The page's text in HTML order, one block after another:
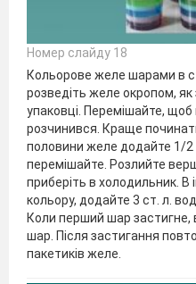
Номер слайду 18
Кольорове желе шарами в
розведіть желе окропом, як
упаковці. Перемішайте,
розчинився. Краще
половини желе додайте 1/2
перемішайте. Розлийте
приберіть в холодильник.
кольору, додайте 3 ст. л.
Коли перший шар застигне,
шар. Після застигання
пакетиків желе.